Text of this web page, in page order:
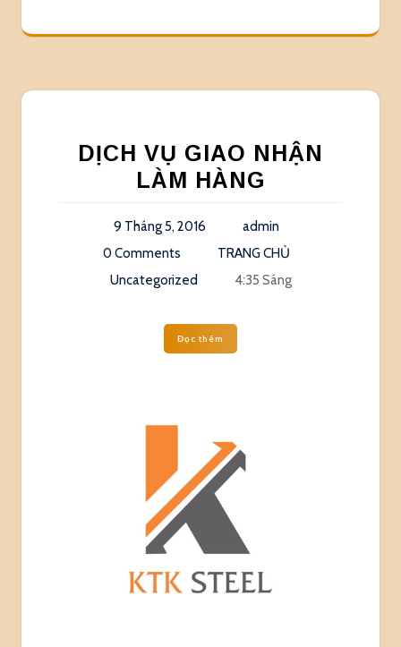
DỊCH VỤ GIAO NHẬN
LÀM HÀNG
9 Tháng 5, 2016
admin
0 Comments
TRANG CHỦ
Uncategorized
4:35 Sáng
Đọc thêm